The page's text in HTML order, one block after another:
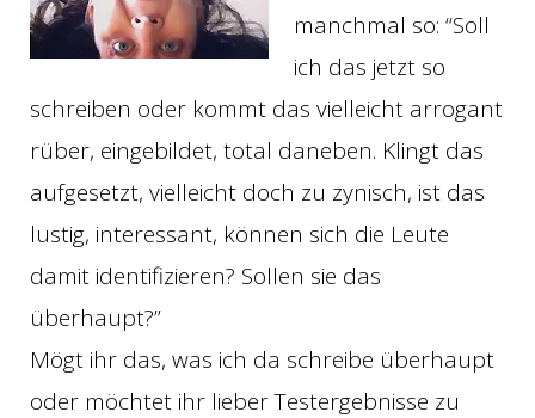
manchmal so: “Soll
ich das jetzt so
schreiben oder kommt das vielleicht arrogant
rüber, eingebildet, total daneben. Klingt das
aufgesetzt, vielleicht doch zu zynisch, ist das
lustig, interessant, können sich die Leute
damit identifizieren? Sollen sie das
überhaupt?”
Mögt ihr das, was ich da schreibe überhaupt
oder möchtet ihr lieber Testergebnisse zu